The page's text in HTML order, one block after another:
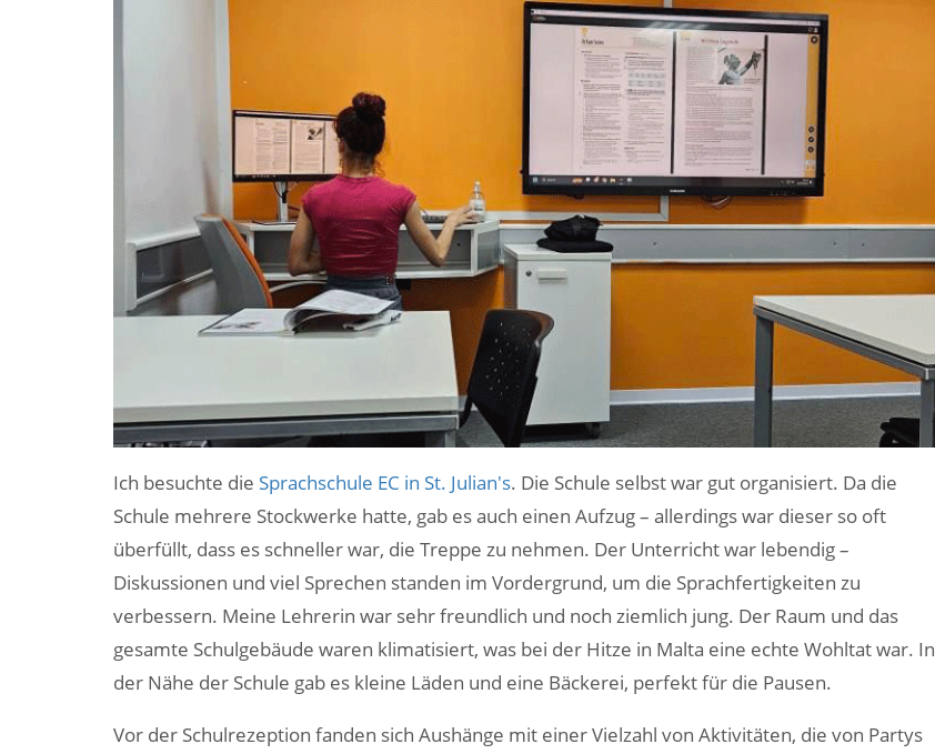
Ich besuchte die Sprachschule EC in St. Julian's. Die Schule selbst war gut organisiert. Da die
Schule mehrere Stockwerke hatte, gab es auch einen Aufzug – allerdings war dieser so oft
überfüllt, dass es schneller war, die Treppe zu nehmen. Der Unterricht war lebendig –
Diskussionen und viel Sprechen standen im Vordergrund, um die Sprachfertigkeiten zu
verbessern. Meine Lehrerin war sehr freundlich und noch ziemlich jung. Der Raum und das
gesamte Schulgebäude waren klimatisiert, was bei der Hitze in Malta eine echte Wohltat war. In
der Nähe der Schule gab es kleine Läden und eine Bäckerei, perfekt für die Pausen.
Vor der Schulrezeption fanden sich Aushänge mit einer Vielzahl von Aktivitäten, die von Partys